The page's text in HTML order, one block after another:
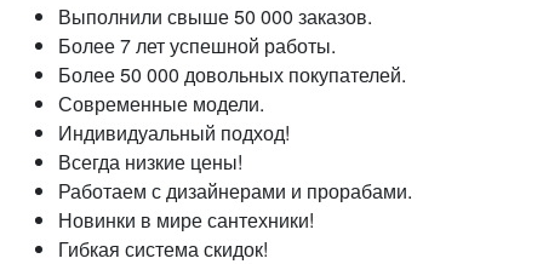
Выполнили свыше 50 000 заказов.
Более 7 лет успешной работы.
Более 50 000 довольных покупателей.
Современные модели.
Индивидуальный подход!
Всегда низкие цены!
Работаем с дизайнерами и прорабами.
Новинки в мире сантехники!
Гибкая система скидок!